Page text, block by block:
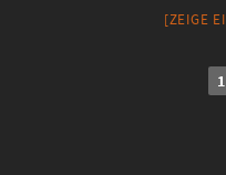
[ZEIGE
1